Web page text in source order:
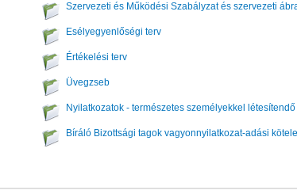
Szervezeti és Működési Szabályzat és szervezeti
Esélyegyenlőségi terv
Értékelési terv
Üvegzseb
Nyilatkozatok - természetes személyekkel
Bíráló Bizottsági tagok vagyonnyilatkozat-adási